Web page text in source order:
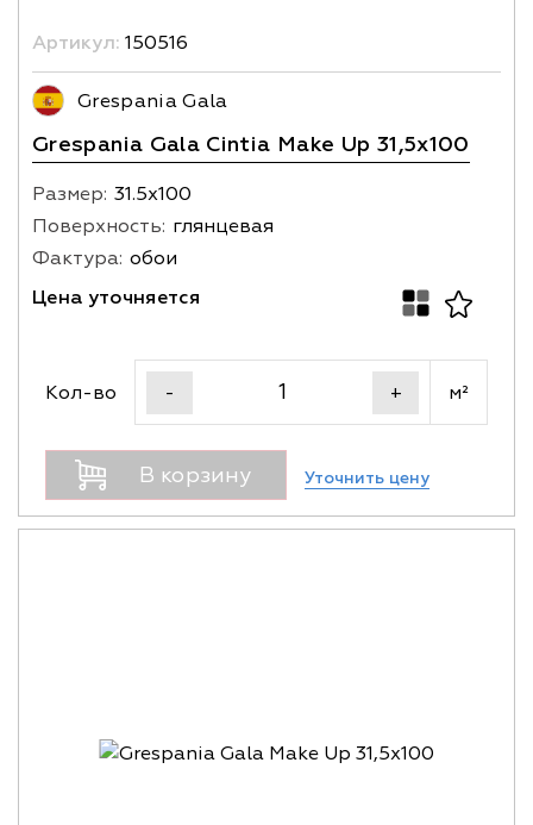
Артикул: 150516
Grespania Gala
Grespania Gala Cintia Make Up 31,5x100
Размер: 31.5х100
Поверхность: глянцевая
Фактура: обои
Цена уточняется
Кол-во - + м²
В корзину Уточнить цену